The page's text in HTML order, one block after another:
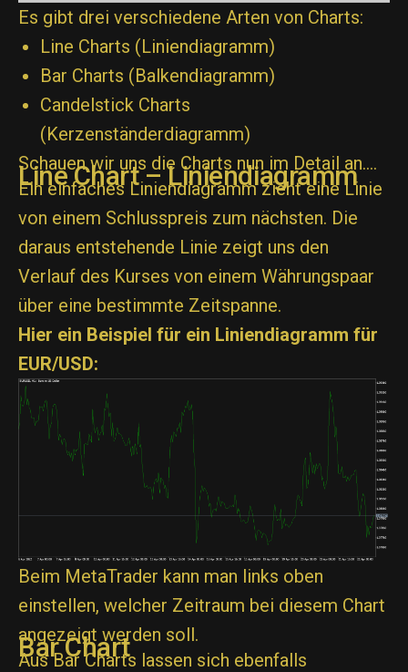
Es gibt drei verschiedene Arten von Charts:
Line Charts (Liniendiagramm)
Bar Charts (Balkendiagramm)
Candelstick Charts
(Kerzenständerdiagramm)
Schauen wir uns die Charts nun im Detail an….
Line Chart – Liniendiagramm
Ein einfaches Liniendiagramm zieht eine Linie
von einem Schlusspreis zum nächsten. Die
daraus entstehende Linie zeigt uns den
Verlauf des Kurses von einem Währungspaar
über eine bestimmte Zeitspanne.
Hier ein Beispiel für ein Liniendiagramm für
EUR/USD:
Beim MetaTrader kann man links oben
einstellen, welcher Zeitraum bei diesem Chart
angezeigt werden soll.
Bar Chart
Aus Bar Charts lassen sich ebenfalls